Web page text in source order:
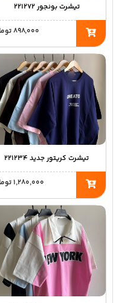
تیشرت بونجور ۲۲۱۲۷۲
۸۹۸,۰۰۰
تیشرت کریتور جدید ۲۲۱۲۳۴
۱,۲۸۰,۰۰۰